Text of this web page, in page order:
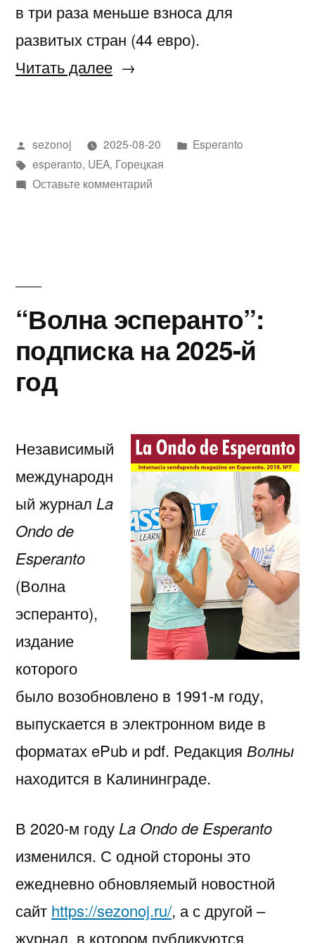
в три раза меньше взноса для
развитых стран (44 евро).
Читать далее«Всемирная
(UEA)»
Написано
автором
sezonoj 2025-08-20
Написано
Esperanto
Метки:
esperanto, UEA, Горецкая
Оставьте комментарийк
“Волна эсперанто”:
подписка на 2025-й
год
Независимый
международн
ый журнал La
Ondo de
Esperanto
(Волна
эсперанто),
издание
которого
было возобновлено в 1991-м году,
выпускается в электронном виде в
форматах ePub и pdf. Редакция Волны
находится в Калининграде.
В 2020-м году La Ondo de Esperanto
изменился. С одной стороны это
ежедневно обновляемый новостной
сайт https://sezonoj.ru/, а с другой –
журнал, в котором публикуются